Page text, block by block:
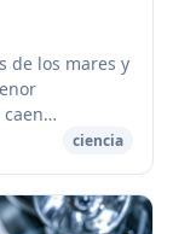
de los mares y
[captionciencia